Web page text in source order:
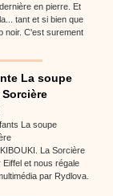
en pierre. Et
tant et si bien que
noir. C'est surement
La soupe
La soupe
La Sorcière
et nous régale
par Rydlova.